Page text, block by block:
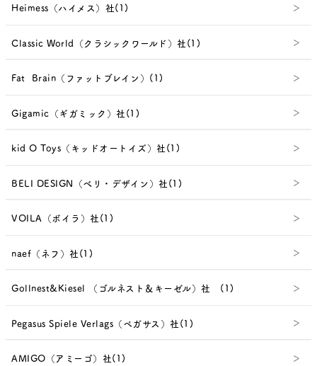
Heimess（ハイメス）社(1)
Classic World（クラシックワールド）社(1)
Fat Brain（ファットブレイン）(1)
Gigamic（ギガミック）社(1)
kid O Toys（キッドオートイズ）社(1)
BELI DESIGN（べリ・デザイン）社(1)
VOILA（ボイラ）社(1)
naef（ネフ）社(1)
Gollnest&Kiesel （ゴルネスト＆キーゼル）社 (1)
Pegasus Spiele Verlags（ペガサス）社(1)
AMIGO（アミーゴ）社(1)